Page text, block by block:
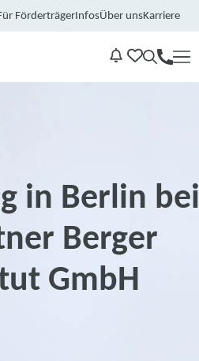
FörderträgerInfosÜber unsKarriere
Kontakt
in Berlin bei
Berger
GmbH